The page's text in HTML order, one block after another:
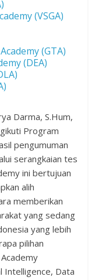
(VSGA)
(GTA)
(DEA)
Darma, S.Hum,
Program
pengumuman
serangkaian tes
ini bertujuan
alih
memberikan
yang sedang
yang lebih
pilihan
Intelligence, Data